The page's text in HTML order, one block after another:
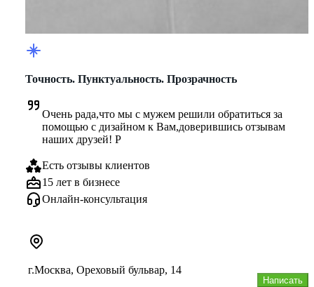
Точность. Пунктуальность. Прозрачность
Очень рада,что мы с мужем решили обратиться за
помощью с дизайном к Вам,доверившись отзывам
наших друзей! Р
Есть отзывы клиентов
15 лет в бизнесе
Онлайн-консультация
Написать
г.Москва, Ореховый бульвар, 14